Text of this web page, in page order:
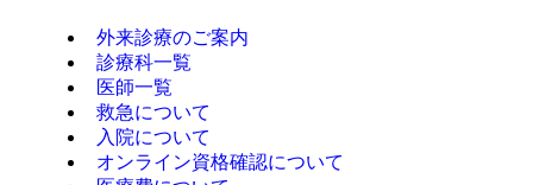
外来診療のご案内
診療科一覧
医師一覧
救急について
入院について
オンライン資格確認について